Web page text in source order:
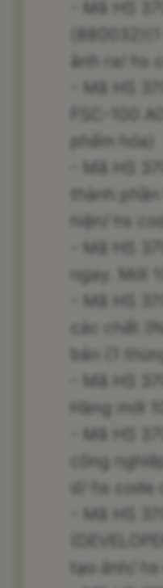
- Mã HS
ảnh ra/ hs
- Mã HS
FSC-100
phẩm hóa)
- Mã HS
thành
hiện/ hs
- Mã HS
ngay. Mới
- Mã HS
các chất
bản (1
- Mã HS
Hàng mới
- Mã HS
công
d/ hs code
- Mã HS
tạo ảnh/